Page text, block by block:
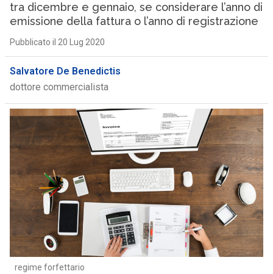
tra dicembre e gennaio, se considerare l’anno di
emissione della fattura o l’anno di registrazione
Pubblicato il 20 Lug 2020
Salvatore De Benedictis
dottore commercialista
regime forfettario